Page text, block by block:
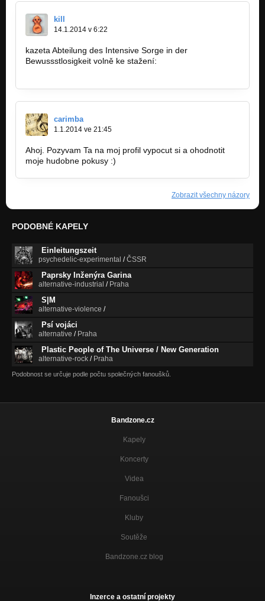
kill
14.1.2014 v 6:22
kazeta Abteilung des Intensive Sorge in der
Bewussstlosigkeit volně ke stažení:
carimba
1.1.2014 ve 21:45
Ahoj. Pozyvam Ta na moj profil vypocut si a ohodnotit
moje hudobne pokusy :)
Zobrazit všechny názory
PODOBNÉ KAPELY
Einleitungszeit
psychedelic-experimental /ČSSR
Paprsky Inženýra Garina
alternative-industrial / Praha
S|M
alternative-violence /
Psí vojáci
alternative / Praha
Plastic People of The Universe / New Generation
alternative-rock / Praha
Podobnost se určuje podle počtu společných fanoušků.
Bandzone.cz
Kapely
Koncerty
Videa
Fanoušci
Kluby
Soutěže
Bandzone.cz blog
Inzerce a ostatní projekty